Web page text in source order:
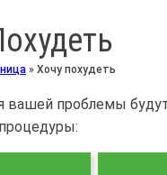
» Хочу похудеть
вашей проблемы